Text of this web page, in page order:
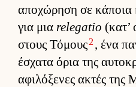
αποχώρηση σε κάποια
για μια relegatio (κατ’
στους Τόμους2 , ένα
έσχατα όρια της
αφιλόξενες ακτές